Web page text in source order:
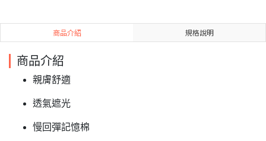
商品介紹 規格說明
商品介紹
親膚舒適
透氣遮光
慢回彈記憶棉